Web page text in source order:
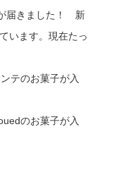
届きました！ 新
います。現在たっ
テのお菓子が入
のお菓子が入